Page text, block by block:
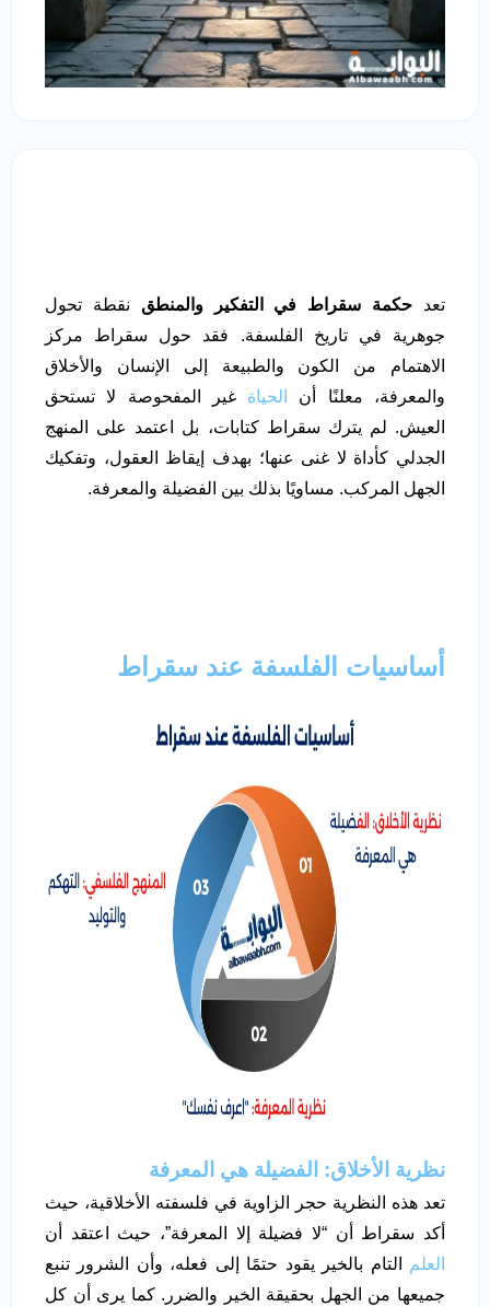
تعد حكمة سقراط في التفكير والمنطق نقطة تحول
جوهرية في تاريخ الفلسفة. فقد حول سقراط مركز
الاهتمام من الكون والطبيعة إلى الإنسان والأخلاق
والمعرفة، معلنًا أن
الحياة غير المفحوصة لا تستحق
العيش. لم يترك سقراط كتابات، بل اعتمد على المنهج
الجدلي كأداة لا غنى عنها؛ بهدف إيقاظ العقول، وتفكيك
الجهل المركب. مساويًا بذلك بين الفضيلة والمعرفة.
أساسيات الفلسفة عند سقراط
نظرية الأخلاق: الفضيلة هي المعرفة
تعد هذه النظرية حجر الزاوية في فلسفته الأخلاقية، حيث
أكد سقراط أن “لا فضيلة إلا المعرفة”، حيث اعتقد أن
العلم
التام بالخير يقود حتمًا إلى فعله، وأن الشرور تنبع
جميعها من الجهل بحقيقة الخير والضرر. كما يرى أن كل